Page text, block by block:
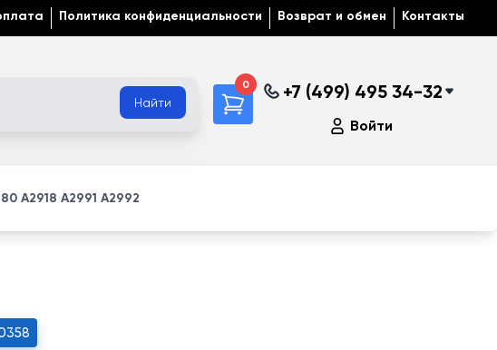
Политика конфиденциальности Возврат и обмен Контакты
Найти
0 +7 (499) 495 34-32
Войти
A2918 A2991 A2992